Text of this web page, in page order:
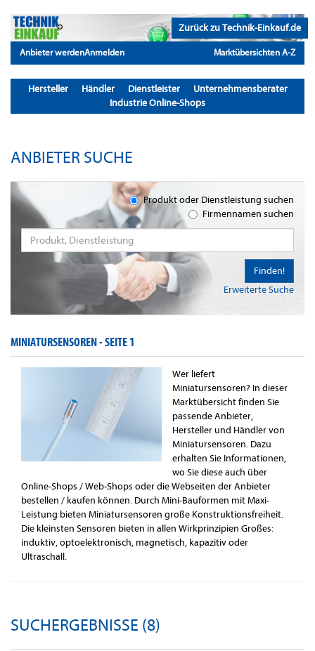
Zurück zu Technik-Einkauf.de
Anbieter werdenAnmelden Marktübersichten A-Z
Hersteller Händler Dienstleister
Unternehmensberater
Industrie Online-Shops
ANBIETER SUCHE
Produkt oder Dienstleistung suchen
Firmennamen suchen
Erweiterte Suche
Finden!
MINIATURSENSOREN -SEITE 1
Wer liefert
Miniatursensoren? In dieser
Marktübersicht finden Sie
passende Anbieter,
Hersteller und Händler von
Miniatursensoren. Dazu
erhalten Sie Informationen,
wo Sie diese auch über
Online-Shops / Web-Shops oder die Webseiten der Anbieter
bestellen / kaufen können. Durch Mini-Bauformen mit Maxi-
Leistung bieten Miniatursensoren große Konstruktionsfreiheit.
Die kleinsten Sensoren bieten in allen Wirkprinzipien Großes:
induktiv, optoelektronisch, magnetisch, kapazitiv oder
Ultraschall.
SUCHERGEBNISSE (8)